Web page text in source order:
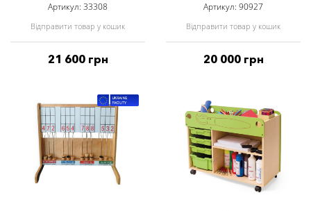
Артикул: 33308
Відправити товар у кошик
21 600 грн
Артикул: 90927
Відправити товар у кошик
20 000 грн